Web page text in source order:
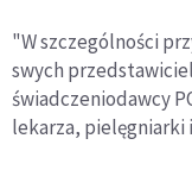
"W szczególności
swych
świadczeniodawcy
lekarza, pielęgniarki